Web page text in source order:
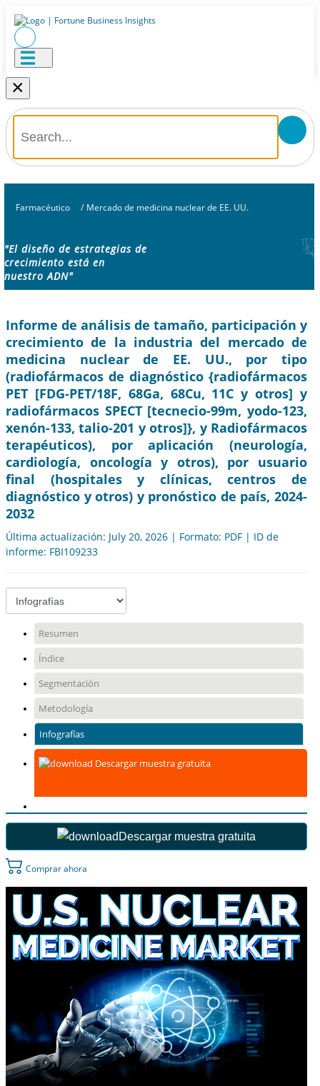
×
Farmacéutico / Mercado de medicina nuclear de EE. UU.
"El diseño de estrategias de
crecimiento está en
nuestro ADN"
Informe de análisis de tamaño, participación y
crecimiento de la industria del mercado de
medicina nuclear de EE. UU., por tipo
(radiofármacos de diagnóstico {radiofármacos
PET [FDG-PET/18F, 68Ga, 68Cu, 11C y otros] y
radiofármacos SPECT [tecnecio-99m, yodo-123,
xenón-133, talio-201 y otros]}, y Radiofármacos
terapéuticos), por aplicación (neurología,
cardiología, oncología y otros), por usuario
final (hospitales y clínicas, centros de
diagnóstico y otros) y pronóstico de país, 2024-
2032
Última actualización: July 20, 2026 | Formato: PDF | ID de
informe: FBI109233
Resumen
Índice
Segmentación
Metodología
Infografías
Descargar muestra gratuita
Descargar muestra gratuita
Comprar ahora